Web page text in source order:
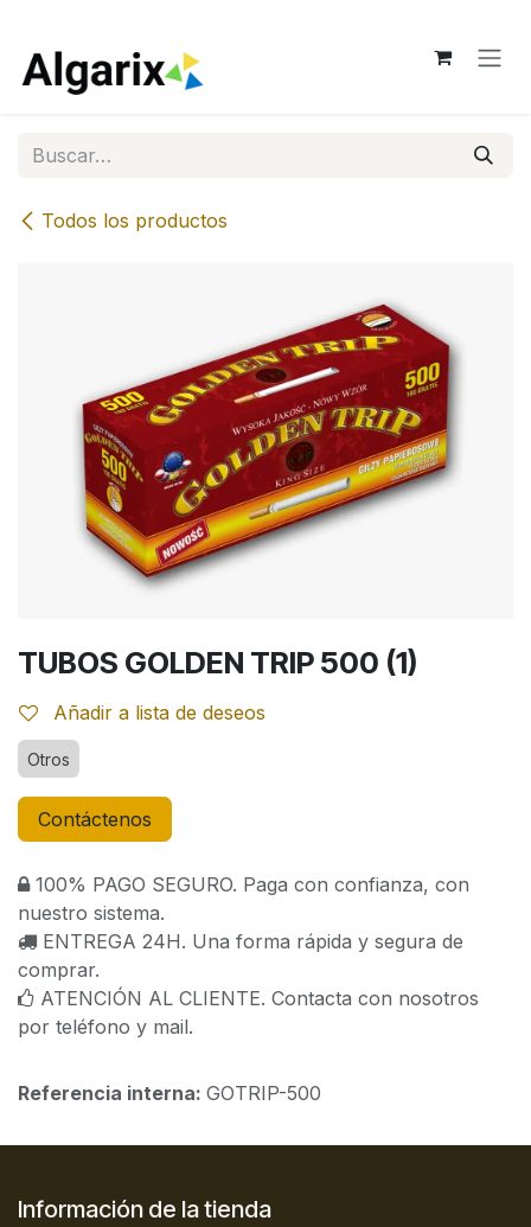
Todos los productos
TUBOS GOLDEN TRIP 500 (1)
Añadir a lista de deseos
Otros
Contáctenos
100% PAGO SEGURO. Paga con confianza, con
nuestro sistema.
ENTREGA 24H. Una forma rápida y segura de
comprar.
ATENCIÓN AL CLIENTE. Contacta con nosotros
por teléfono y mail.
Referencia interna: GOTRIP-500
Información de la tienda